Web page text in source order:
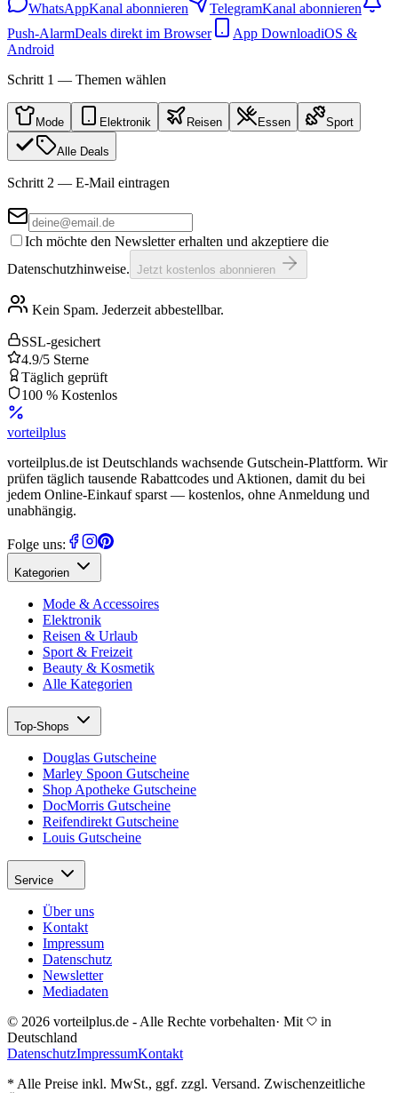
WhatsAppKanal abonnieren TelegramKanal abonnieren
Push-AlarmDeals direkt im Browser App DownloadiOS &
Android
Schritt 1 — Themen wählen
Mode Elektronik Reisen Essen Sport
Alle Deals
Schritt 2 — E-Mail eintragen
Ich möchte den Newsletter erhalten und akzeptiere die
Datenschutzhinweise. Jetzt kostenlos abonnieren
Kein Spam. Jederzeit abbestellbar.
SSL-gesichert
4.9/5 Sterne
Täglich geprüft
100 % Kostenlos
vorteilplus
vorteilplus.de ist Deutschlands wachsende Gutschein-Plattform. Wir
prüfen täglich tausende Rabattcodes und Aktionen, damit du bei
jedem Online-Einkauf sparst — kostenlos, ohne Anmeldung und
unabhängig.
Folge uns:
Kategorien
Mode & Accessoires
Elektronik
Reisen & Urlaub
Sport & Freizeit
Beauty & Kosmetik
Alle Kategorien
Top-Shops
Douglas Gutscheine
Marley Spoon Gutscheine
Shop Apotheke Gutscheine
DocMorris Gutscheine
Reifendirekt Gutscheine
Louis Gutscheine
Service
Über uns
Kontakt
Impressum
Datenschutz
Newsletter
Mediadaten
© 2026 vorteilplus.de - Alle Rechte vorbehalten· Mit
in
Deutschland
DatenschutzImpressumKontakt
* Alle Preise inkl. MwSt., ggf. zzgl. Versand. Zwischenzeitliche